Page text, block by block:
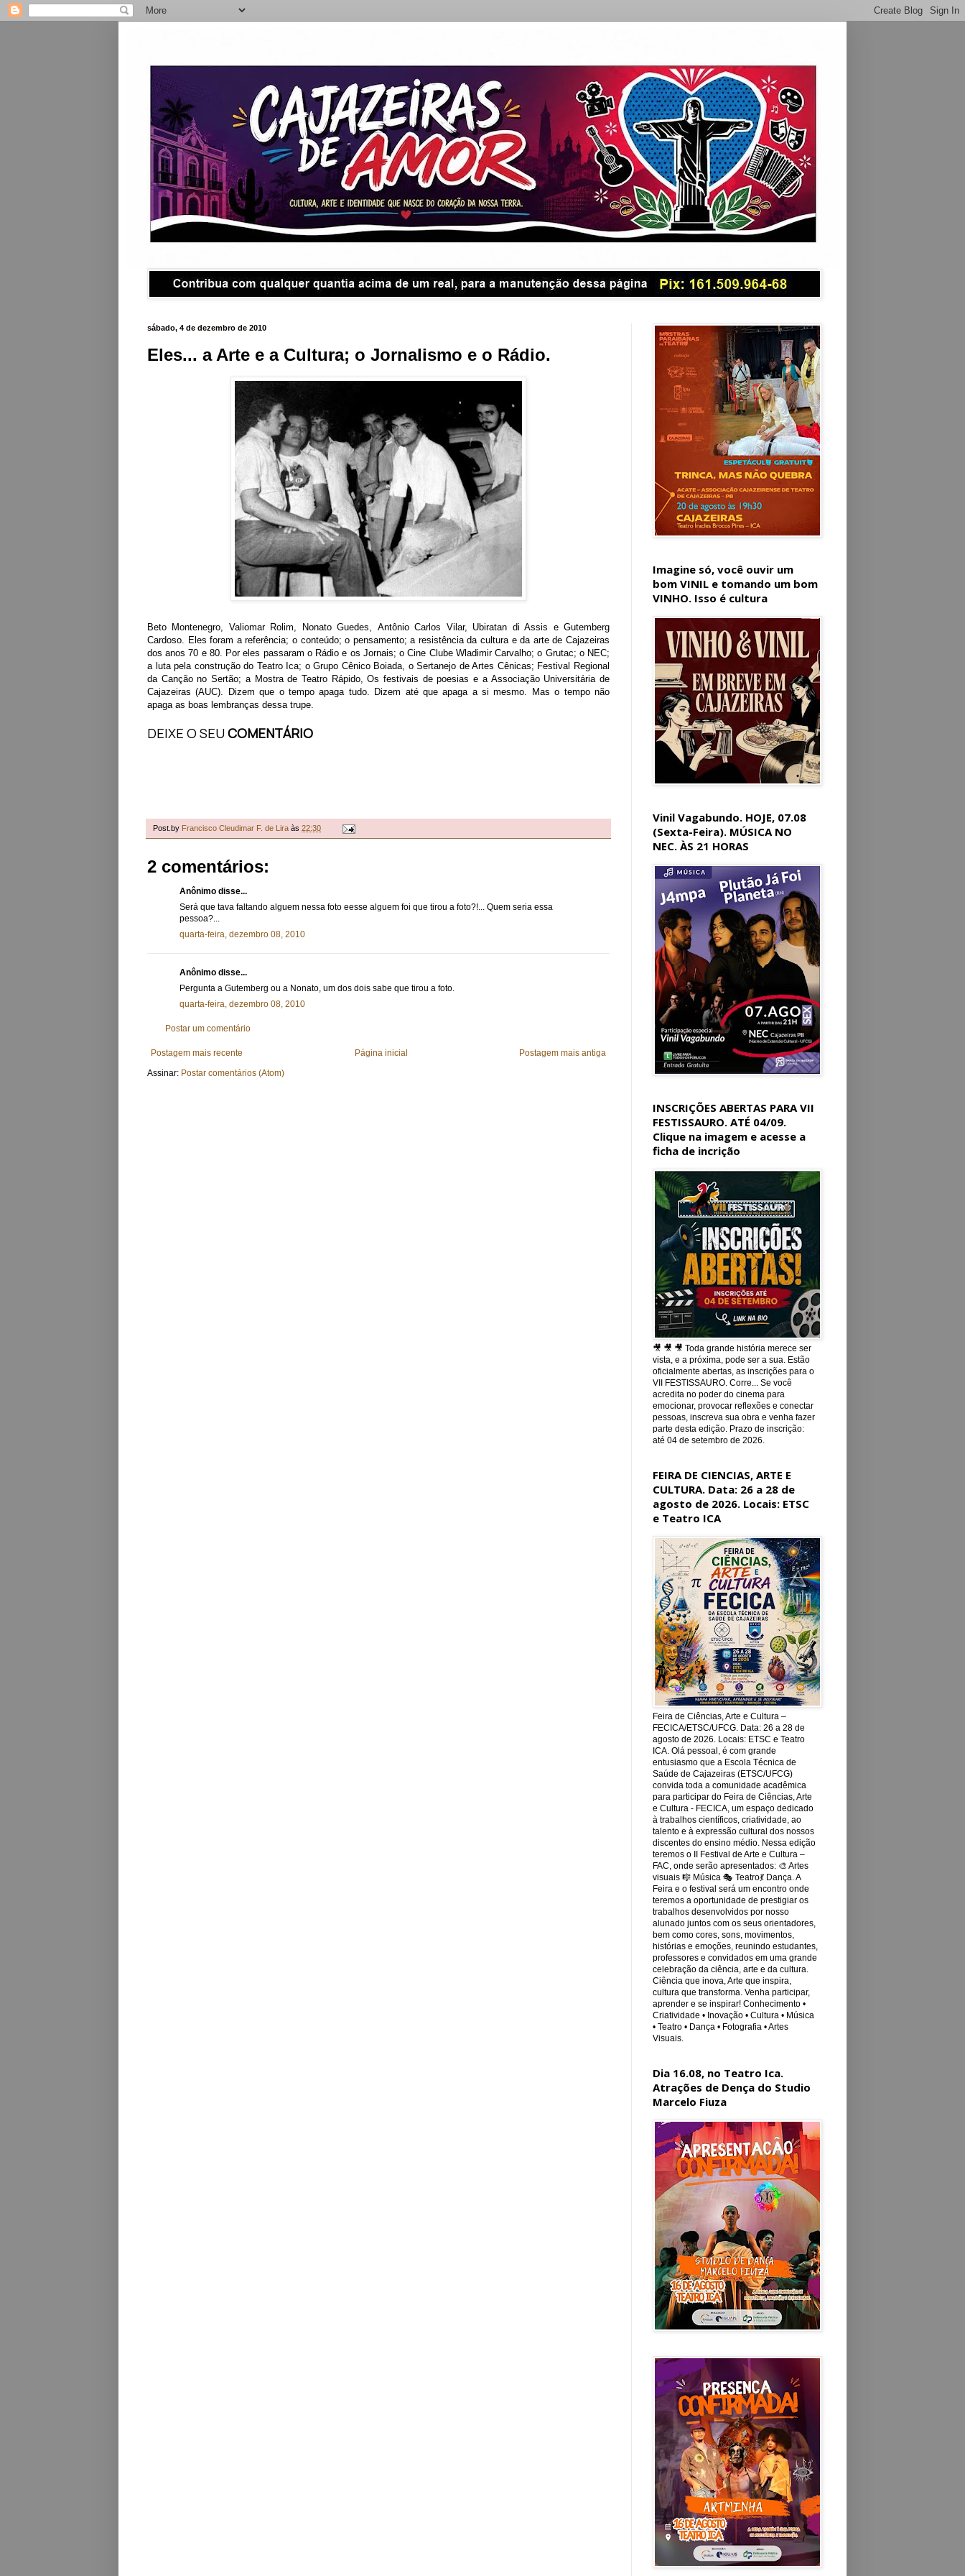
sábado, 4 de dezembro de 2010
Eles... a Arte e a Cultura; o Jornalismo e o Rádio.
Beto Montenegro, Valiomar Rolim, Nonato Guedes, Antônio Carlos Vilar, Ubiratan di Assis eGutemberg
Cardoso. Eles foram a referência; o conteúdo; o pensamento; a resistência da cultura e da arte de Cajazeiras
dos anos 70 e 80. Por eles passaram o Rádio e os Jornais; o Cine Clube Wladimir Carvalho; o Grutac; o NEC;
a luta pela construção do Teatro Ica; o Grupo Cênico Boiada, o Sertanejo de Artes Cênicas; Festival Regional
da Canção no Sertão; a Mostra de Teatro Rápido, Os festivais de poesias e a Associação Universitária de
Cajazeiras (AUC). Dizem que o tempo apaga tudo. Dizem até que apaga a si mesmo. Mas o tempo não
apaga as boas lembranças dessa trupe.
DEIXE O SEUCOMENTÁRIO
Post.by Francisco Cleudimar F. de Lira às 22:30
2 comentários:
Anônimo disse...
Será que tava faltando alguem nessa foto eesse alguem foi que tirou a foto?!... Quem seria essa
pessoa?...
quarta-feira, dezembro 08, 2010
Anônimo disse...
Pergunta a Gutemberg ou a Nonato, um dos dois sabe que tirou a foto.
quarta-feira, dezembro 08, 2010
Postar um comentário
Postagem mais recente Postagem mais antiga
Página inicial
Assinar: Postar comentários (Atom)
Imagine só, você ouvir um
bom VINIL e tomando um bom
VINHO. Isso é cultura
Vinil Vagabundo. HOJE, 07.08
(Sexta-Feira). MÚSICA NO
NEC. ÀS 21 HORAS
INSCRIÇÕES ABERTAS PARA VII
FESTISSAURO. ATÉ 04/09.
Clique na imagem e acesse a
ficha de incrição
🎥 🎥 🎥 Toda grande história merece ser
vista, e a próxima, pode ser a sua. Estão
oficialmente abertas, as inscrições para o
VII FESTISSAURO. Corre... Se você
acredita no poder do cinema para
emocionar, provocar reflexões e conectar
pessoas, inscreva sua obra e venha fazer
parte desta edição. Prazo de inscrição:
até 04 de setembro de 2026.
FEIRA DE CIENCIAS, ARTE E
CULTURA. Data: 26 a 28 de
agosto de 2026. Locais: ETSC
e Teatro ICA
Feira de Ciências, Arte e Cultura –
FECICA/ETSC/UFCG. Data: 26 a 28 de
agosto de 2026. Locais: ETSC e Teatro
ICA. Olá pessoal, é com grande
entusiasmo que a Escola Técnica de
Saúde de Cajazeiras (ETSC/UFCG)
convida toda a comunidade acadêmica
para participar do Feira de Ciências, Arte
e Cultura - FECICA, um espaço dedicado
à trabalhos científicos, criatividade, ao
talento e à expressão cultural dos nossos
discentes do ensino médio. Nessa edição
teremos o II Festival de Arte e Cultura –
FAC, onde serão apresentados: 🎨 Artes
visuais 🎼 Música 🎭 Teatro💃 Dança. A
Feira e o festival será um encontro onde
teremos a oportunidade de prestigiar os
trabalhos desenvolvidos por nosso
alunado juntos com os seus orientadores,
bem como cores, sons, movimentos,
histórias e emoções, reunindo estudantes,
professores e convidados em uma grande
celebração da ciência, arte e da cultura.
Ciência que inova, Arte que inspira,
cultura que transforma. Venha participar,
aprender e se inspirar! Conhecimento •
Criatividade • Inovação • Cultura • Música
• Teatro • Dança • Fotografia • Artes
Visuais.
Dia 16.08, no Teatro Ica.
Atrações de Dença do Studio
Marcelo Fiuza